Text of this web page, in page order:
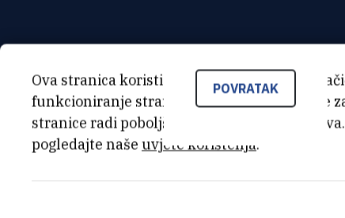
GLAVNI ISTRAŽIVAČ
POVRATAK
Ova stranica koristi kolačiće. Neki od tih
funkcioniranje stranice, dok se drugi koriste
stranice radi poboljšanja korisničkog
pogledajte naše uvjete korištenja.